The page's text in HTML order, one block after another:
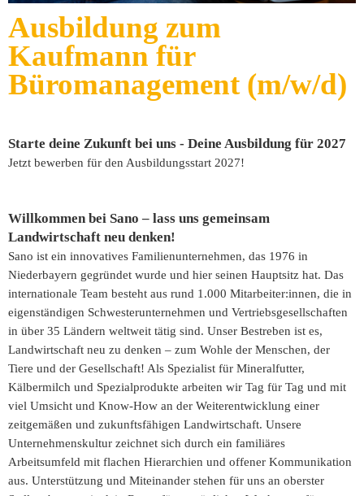
Ausbildung zum
Kaufmann für
Büromanagement (m/w/d)
Starte deine Zukunft bei uns - Deine Ausbildung für 2027
Jetzt bewerben für den Ausbildungsstart 2027!
Willkommen bei Sano – lass uns gemeinsam
Landwirtschaft neu denken!
Sano ist ein innovatives Familienunternehmen, das 1976 in
Niederbayern gegründet wurde und hier seinen Hauptsitz hat. Das
internationale Team besteht aus rund 1.000 Mitarbeiter:innen, die in
eigenständigen Schwesterunternehmen und Vertriebsgesellschaften
in über 35 Ländern weltweit tätig sind. Unser Bestreben ist es,
Landwirtschaft neu zu denken – zum Wohle der Menschen, der
Tiere und der Gesellschaft! Als Spezialist für Mineralfutter,
Kälbermilch und Spezialprodukte arbeiten wir Tag für Tag und mit
viel Umsicht und Know-How an der Weiterentwicklung einer
zeitgemäßen und zukunftsfähigen Landwirtschaft. Unsere
Unternehmenskultur zeichnet sich durch ein familiäres
Arbeitsumfeld mit flachen Hierarchien und offener Kommunikation
aus. Unterstützung und Miteinander stehen für uns an oberster